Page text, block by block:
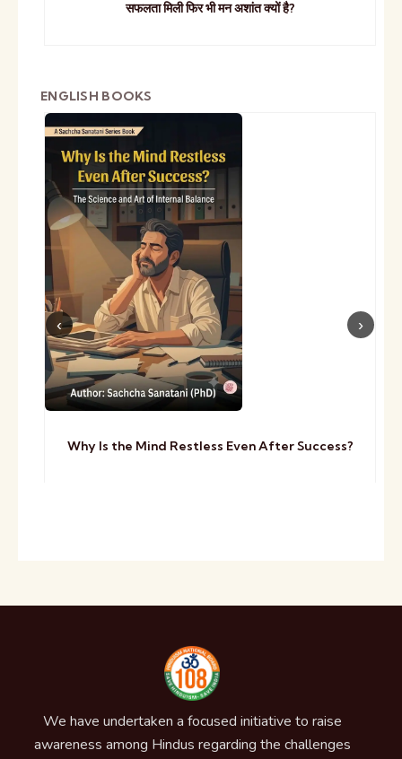
सफलता मिली फिर भी मन अशांत क्यों है?
ENGLISH BOOKS
Why Is the Mind Restless Even After Success?
We have undertaken a focused initiative to raise
awareness among Hindus regarding the challenges